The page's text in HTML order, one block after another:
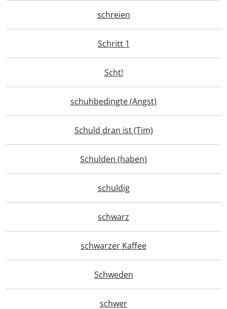
schreien
Schritt 1
Scht!
schuhbedingte (Angst)
Schuld dran ist (Tim)
Schulden (haben)
schuldig
schwarz
schwarzer Kaffee
Schweden
schwer